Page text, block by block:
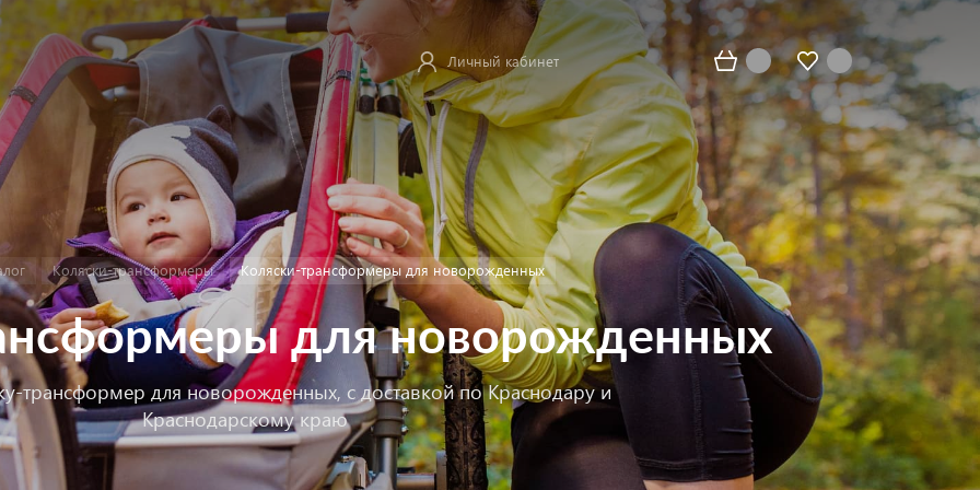
Личный кабинет
Коляски-трансформеры Коляски-трансформеры для новорожденных
для новорожденных
трансформер для новорожденных, с доставкой по Краснодару и
Краснодарскому краю